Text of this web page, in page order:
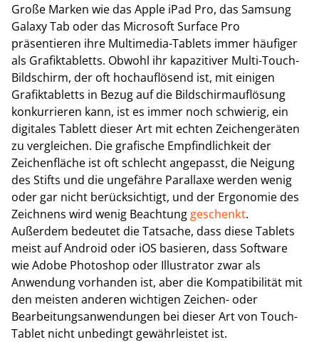
Große Marken wie das Apple iPad Pro, das Samsung
Galaxy Tab oder das Microsoft Surface Pro
präsentieren ihre Multimedia-Tablets immer häufiger
als Grafiktabletts. Obwohl ihr kapazitiver Multi-Touch-
Bildschirm, der oft hochauflösend ist, mit einigen
Grafiktabletts in Bezug auf die Bildschirmauflösung
konkurrieren kann, ist es immer noch schwierig, ein
digitales Tablett dieser Art mit echten Zeichengeräten
zu vergleichen. Die grafische Empfindlichkeit der
Zeichenfläche ist oft schlecht angepasst, die Neigung
des Stifts und die ungefähre Parallaxe werden wenig
oder gar nicht berücksichtigt, und der Ergonomie des
Zeichnens wird wenig Beachtunggeschenkt.
Außerdem bedeutet die Tatsache, dass diese Tablets
meist auf Android oder iOS basieren, dass Software
wie Adobe Photoshop oder Illustrator zwar als
Anwendung vorhanden ist, aber die Kompatibilität mit
den meisten anderen wichtigen Zeichen- oder
Bearbeitungsanwendungen bei dieser Art von Touch-
Tablet nicht unbedingt gewährleistet ist.